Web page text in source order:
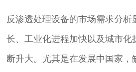
反渗透处理设备的市场需求分析
长、工业化进程加快以及城市化
断升大。尤其是在发展中国家，